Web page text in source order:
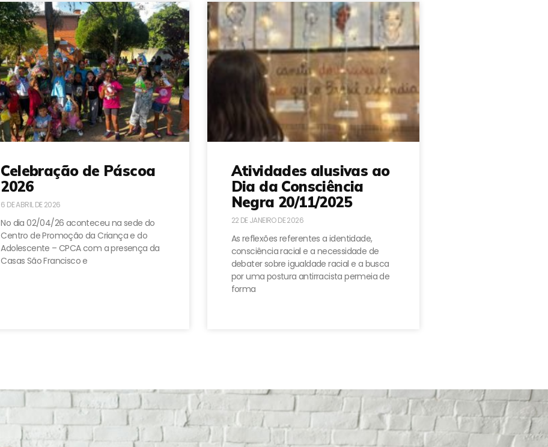
Celebração de Páscoa
2026
6 DE ABRIL DE 2026
No dia 02/04/26 aconteceu na sede do
Centro de Promoção da Criança e do
Adolescente – CPCA com a presença da
Casas São Francisco e
Atividades alusivas ao
Dia da Consciência
Negra 20/11/2025
22 DE JANEIRO DE 2026
As reflexões referentes a identidade,
consciência racial e a necessidade de
debater sobre igualdade racial e a busca
por uma postura antirracista permeia de
forma